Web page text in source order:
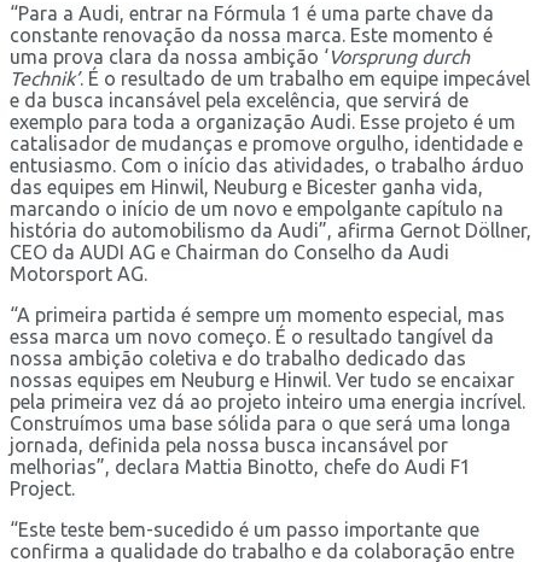
“Para a Audi, entrar na Fórmula 1 é uma parte chave da
constante renovação da nossa marca. Este momento é
uma prova clara da nossa ambição ‘Vorsprung durch
Technik’. É o resultado de um trabalho em equipe impecável
e da busca incansável pela excelência, que servirá de
exemplo para toda a organização Audi. Esse projeto é um
catalisador de mudanças e promove orgulho, identidade e
entusiasmo. Com o início das atividades, o trabalho árduo
das equipes em Hinwil, Neuburg e Bicester ganha vida,
marcando o início de um novo e empolgante capítulo na
história do automobilismo da Audi”, afirma Gernot Döllner,
CEO da AUDI AG e Chairman do Conselho da Audi
Motorsport AG.
“A primeira partida é sempre um momento especial, mas
essa marca um novo começo. É o resultado tangível da
nossa ambição coletiva e do trabalho dedicado das
nossas equipes em Neuburg e Hinwil. Ver tudo se encaixar
pela primeira vez dá ao projeto inteiro uma energia incrível.
Construímos uma base sólida para o que será uma longa
jornada, definida pela nossa busca incansável por
melhorias”, declara Mattia Binotto, chefe do Audi F1
Project.
“Este teste bem-sucedido é um passo importante que
confirma a qualidade do trabalho e da colaboração entre